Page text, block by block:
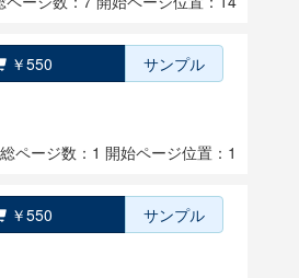
￥550 サンプル
総ページ数：1 開始ページ位置：1
￥550 サンプル